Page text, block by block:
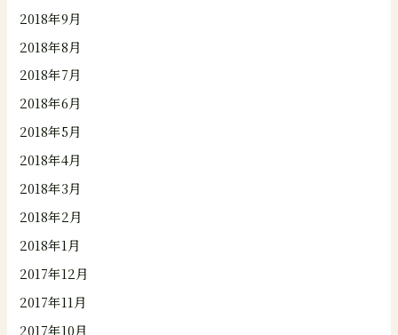
2018年9月
2018年8月
2018年7月
2018年6月
2018年5月
2018年4月
2018年3月
2018年2月
2018年1月
2017年12月
2017年11月
2017年10月